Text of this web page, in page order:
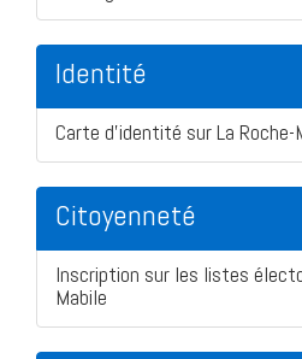
Identité
Carte d'identité sur La Roche-
Citoyenneté
Inscription sur les listes
Mabile